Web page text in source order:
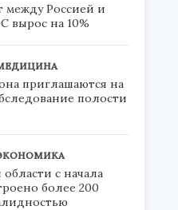
между Россией и
вырос на 10%
приглашаются на
полости
с начала
более 200